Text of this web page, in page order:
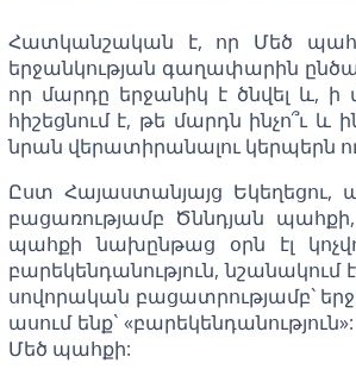
Հատկանշական է, որ Մեծ
երջանկության գաղափարին
որ մարդը երջանիկ է ծնվել և,
հիշեցնում է, թե մարդն ինչո՞ւ
նրան վերատիրանալու կերպերն
Ըստ Հայաստանյայց
բացառությամբ Ծննդյան
պահքի նախընթաց օրն էլ
բարեկենդանություն,
սովորական բացատրությամբ`
ասում ենք`
Մեծ պահքի: